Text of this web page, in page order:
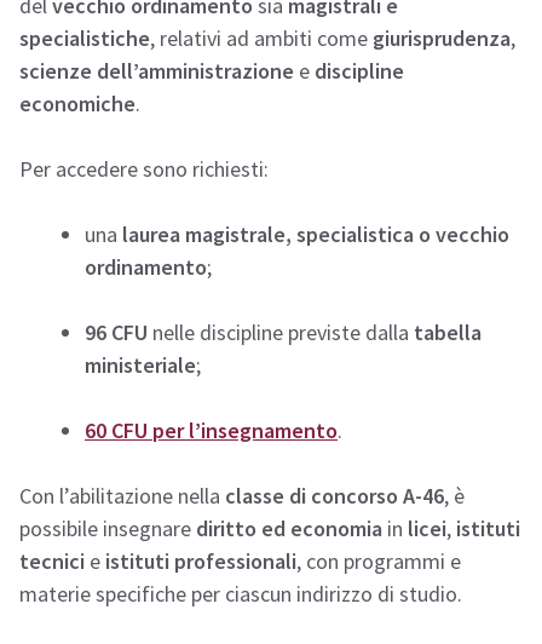
specialistiche, relativi ad ambiti come giurisprudenza,
scienze dell’amministrazione e discipline
economiche.
Per accedere sono richiesti:
una laurea magistrale, specialistica o vecchio
ordinamento;
96 CFU nelle discipline previste dalla tabella
ministeriale;
60 CFU per l’insegnamento.
Con l’abilitazione nella classe di concorso A-46, è
possibile insegnare diritto ed economia in licei, istituti
tecnici e istituti professionali, con programmi e
materie specifiche per ciascun indirizzo di studio.